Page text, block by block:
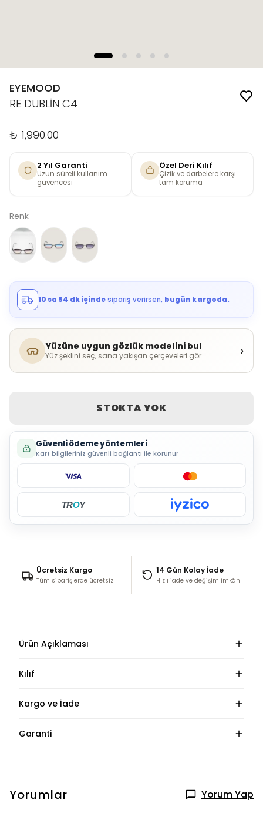
EYEMOOD
RE DUBLİN C4
₺ 1,990.00
2 Yıl Garanti
Uzun süreli kullanım
güvencesi
Özel Deri Kılıf
Çizik ve darbelere karşı
tam koruma
Renk
10 sa 54 dk içindesipariş verirsen, bugün kargoda.
Yüzüne uygun gözlük modelini bul
Yüz şeklini seç, sana yakışan çerçeveleri gör. ›
STOKTA YOK
Güvenli ödeme yöntemleri
Kart bilgileriniz güvenli bağlantı ile korunur
TROY
Ücretsiz Kargo
Tüm siparişlerde ücretsiz
14 Gün Kolay İade
Hızlı iade ve değişim imkânı
Ürün Açıklaması
Kılıf
Kargo ve İade
Garanti
Yorumlar Yorum Yap